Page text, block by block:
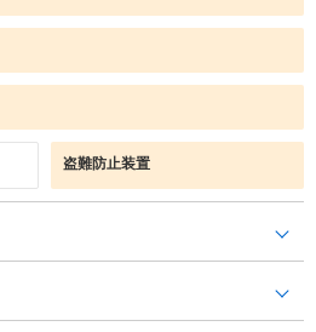
盗難防止装置